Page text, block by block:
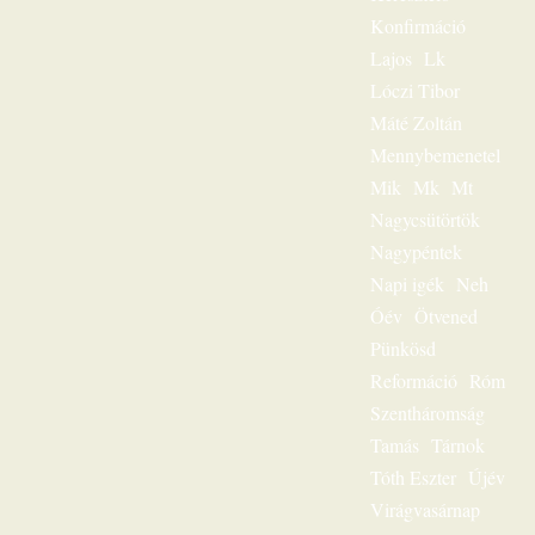
Konfirmáció
Lajos Lk
Lóczi Tibor
Máté Zoltán
Mennybemenetel
Mik
Mk
Mt
Nagycsütörtök
Nagypéntek
Napi igék
Neh
Óév Ötvened
Pünkösd
Reformáció Róm
Szentháromság
Tamás Tárnok
Tóth Eszter Újév
Virágvasárnap